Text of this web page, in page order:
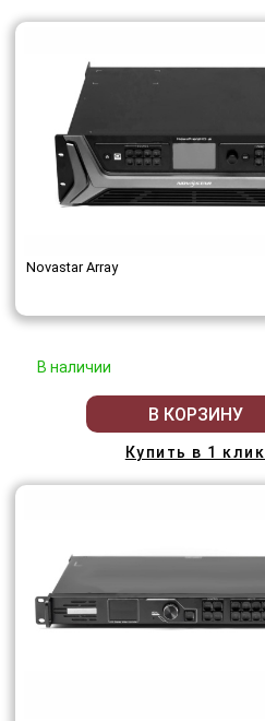
Novastar Array
В наличии
В КОРЗИНУ
Купить в 1 клик